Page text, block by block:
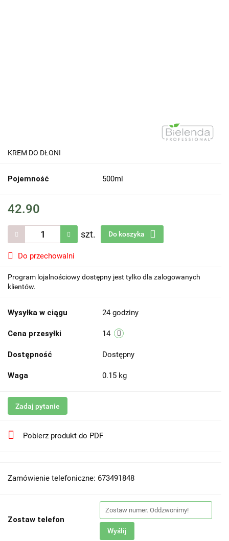
KREM DO DŁONI
Pojemność 500ml
42.90
szt. Do koszyka
Do przechowalni
Program lojalnościowy dostępny jest tylko dla zalogowanych
klientów.
Wysyłka w ciągu 24 godziny
Cena przesyłki 14
Dostępność Dostępny
Waga 0.15 kg
Zadaj pytanie
Pobierz produkt do PDF
Zamówienie telefoniczne: 673491848
Zostaw telefon
Wyślij